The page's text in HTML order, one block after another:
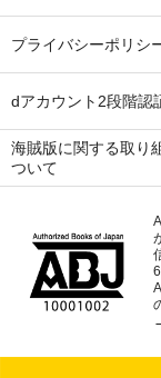
プライバシーポリシ
dアカウント2段階認
海賊版に関する取り
ついて